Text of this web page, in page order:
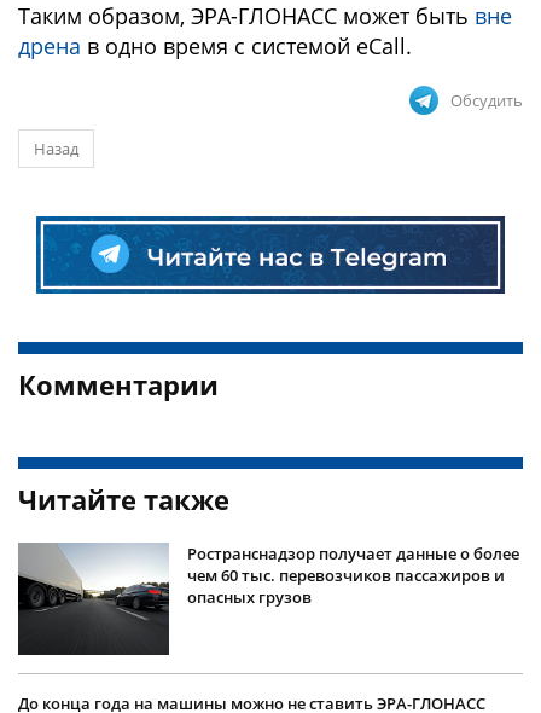
Таким образом, ЭРА-ГЛОНАСС может быть вне
дрена в одно время с системой eCall.
Обсудить
Назад
Комментарии
Читайте также
Ространснадзор получает данные о более
чем 60 тыс. перевозчиков пассажиров и
опасных грузов
До конца года на машины можно не ставить ЭРА-ГЛОНАСС